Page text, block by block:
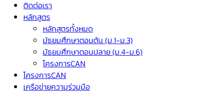
ติดต่อเรา
หลักสูตร
หลักสูตรทั้งหมด
มัธยมศึกษาตอนต้น (ม.1-ม.3)
มัธยมศึกษาตอนปลาย (ม.4-ม.6)
โครงการCAN
โครงการCAN
เครือข่ายความร่วมมือ